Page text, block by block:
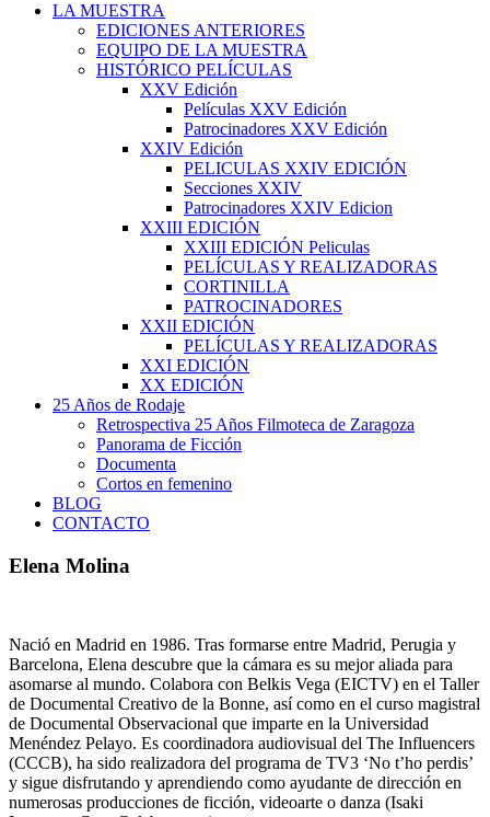
LA MUESTRA
EDICIONES ANTERIORES
EQUIPO DE LA MUESTRA
HISTÓRICO PELÍCULAS
XXV Edición
Películas XXV Edición
Patrocinadores XXV Edición
XXIV Edición
PELICULAS XXIV EDICIÓN
Secciones XXIV
Patrocinadores XXIV Edicion
XXIII EDICIÓN
XXIII EDICIÓN Peliculas
PELÍCULAS Y REALIZADORAS
CORTINILLA
PATROCINADORES
XXII EDICIÓN
PELÍCULAS Y REALIZADORAS
XXI EDICIÓN
XX EDICIÓN
25 Años de Rodaje
Retrospectiva 25 Años Filmoteca de Zaragoza
Panorama de Ficción
Documenta
Cortos en femenino
BLOG
CONTACTO
Elena Molina
Nació en Madrid en 1986. Tras formarse entre Madrid, Perugia y
Barcelona, Elena descubre que la cámara es su mejor aliada para
asomarse al mundo. Colabora con Belkis Vega (EICTV) en el Taller
de Documental Creativo de la Bonne, así como en el curso magistral
de Documental Observacional que imparte en la Universidad
Menéndez Pelayo. Es coordinadora audiovisual del The Influencers
(CCCB), ha sido realizadora del programa de TV3 ‘No t’ho perdis’
y sigue disfrutando y aprendiendo como ayudante de dirección en
numerosas producciones de ficción, videoarte o danza (Isaki